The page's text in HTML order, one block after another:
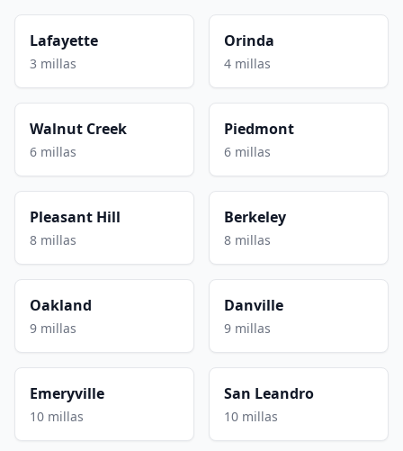
Lafayette
3 millas
Orinda
4 millas
Walnut Creek
6 millas
Piedmont
6 millas
Pleasant Hill
8 millas
Berkeley
8 millas
Oakland
9 millas
Danville
9 millas
Emeryville
10 millas
San Leandro
10 millas